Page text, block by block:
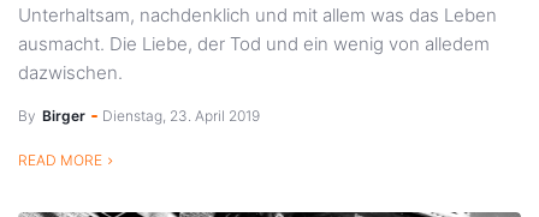
Unterhaltsam, nachdenklich und mit allem was das Leben
ausmacht. Die Liebe, der Tod und ein wenig von alledem
dazwischen.
By Birger Dienstag, 23. April 2019
READ MORE